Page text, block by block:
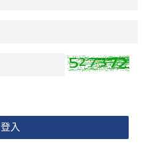
登入